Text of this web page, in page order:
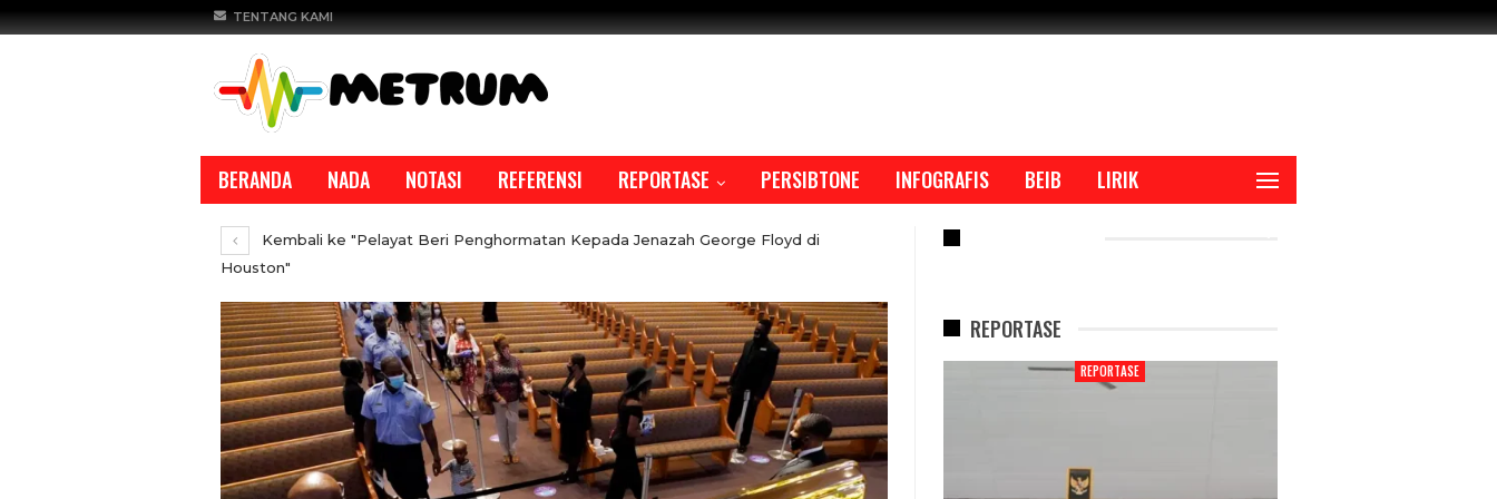
TENTANG KAMI
BERANDA NADA NOTASI REFERENSI REPORTASE PERSIBTONE INFOGRAFIS BEIB LIRIK
Kembali ke "Pelayat Beri Penghormatan Kepada Jenazah George Floyd di
Houston"
REPORTASE
REPORTASE REPORTASE REPORTASE